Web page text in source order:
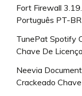
Fort Firewall
Português PT-BR
TunePat Spotify
Chave De
Neevia
Crackeado